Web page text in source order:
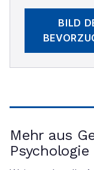
BILD
Mehr aus
Psychologie